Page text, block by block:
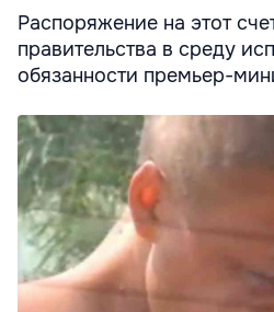
Распоряжение на этот
правительства в среду
обязанности премьер-